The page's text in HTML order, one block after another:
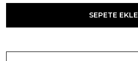
SEPETE EKLE